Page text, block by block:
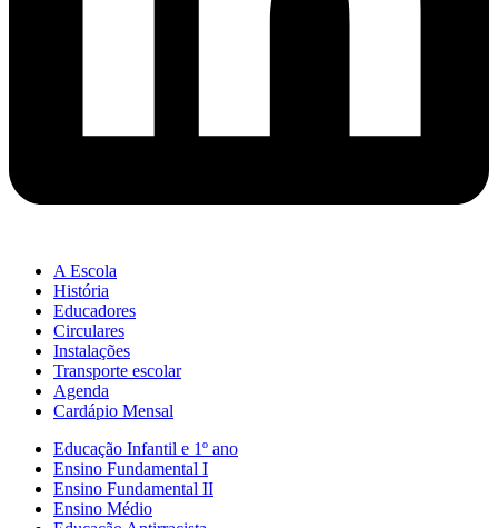
A Escola
História
Educadores
Circulares
Instalações
Transporte escolar
Agenda
Cardápio Mensal
Educação Infantil e 1º ano
Ensino Fundamental I
Ensino Fundamental II
Ensino Médio